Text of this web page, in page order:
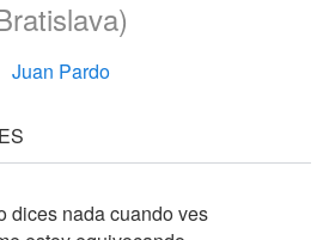
Juan Pardo
dices nada cuando ves